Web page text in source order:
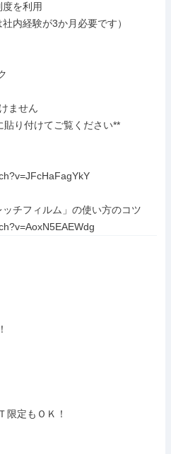
度を利用
内経験が3か月必要です）
ません
り付けてご覧ください**
チフィルム」の使い方のコツ
限定もＯＫ！